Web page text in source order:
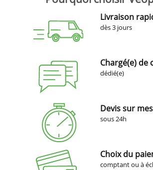
Livraison
dès 3 jours
Chargé(e) de
dédié(e)
Devis sur
sous 24h
Choix du
comptant ou à